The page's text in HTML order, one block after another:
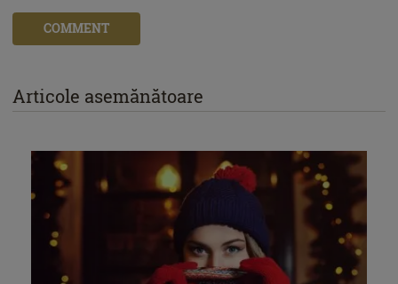
COMMENT
Articole asemănătoare